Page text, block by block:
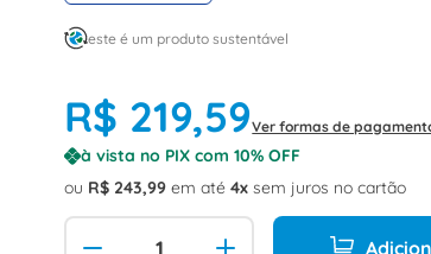
este é um produto sustentável
R$ 219,59Ver formas de
à vista no PIX com10% OFF
ou R$ 243,99 em até4 sem juros no cartão